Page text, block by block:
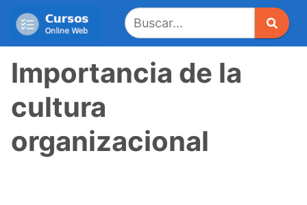
Importancia de la
cultura
organizacional